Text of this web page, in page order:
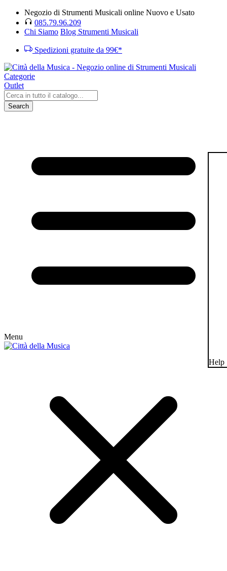
Negozio di Strumenti Musicali online Nuovo e Usato
085.79.96.209
Chi Siamo Blog Strumenti Musicali
Spedizioni gratuite da 99€*
Categorie
Outlet
Search
Menu
Help